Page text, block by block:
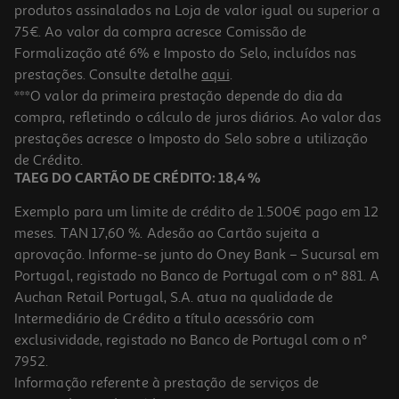
Figura Funko Pop Disney Daisy
15.99 €/un
15,99 €
produtos assinalados na Loja de valor igual ou superior a
75€. Ao valor da compra acresce Comissão de
Formalização até 6% e Imposto do Selo, incluídos nas
prestações. Consulte detalhe aqui.
***O valor da primeira prestação depende do dia da
compra, refletindo o cálculo de juros diários. Ao valor das
prestações acresce o Imposto do Selo sobre a utilização
de Crédito.
TAEG DO CARTÃO DE CRÉDITO: 18,4 %
Exemplo para um limite de crédito de 1.500€ pago em 12
meses. TAN 17,60 %. Adesão ao Cartão sujeita a
aprovação. Informe-se junto do Oney Bank – Sucursal em
Portugal, registado no Banco de Portugal com o nº 881. A
Auchan Retail Portugal, S.A. atua na qualidade de
Intermediário de Crédito a título acessório com
exclusividade, registado no Banco de Portugal com o nº
7952.
Informação referente à prestação de serviços de